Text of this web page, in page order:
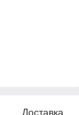
Доставка